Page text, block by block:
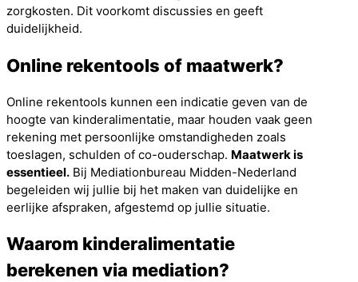
zorgkosten. Dit voorkomt discussies en geeft
duidelijkheid.
Online rekentools of maatwerk?
Online rekentools kunnen een indicatie geven van de
hoogte van kinderalimentatie, maar houden vaak geen
rekening met persoonlijke omstandigheden zoals
toeslagen, schulden of co-ouderschap. Maatwerk is
essentieel. Bij Mediationbureau Midden-Nederland
begeleiden wij jullie bij het maken van duidelijke en
eerlijke afspraken, afgestemd op jullie situatie.
Waarom kinderalimentatie
berekenen via mediation?